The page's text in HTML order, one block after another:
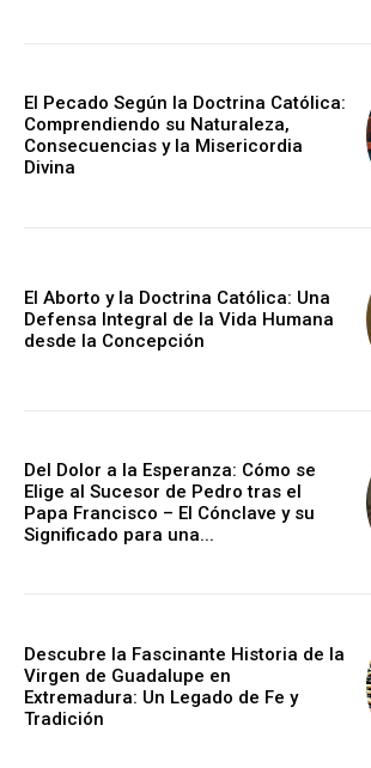
El Pecado Según la Doctrina Católica:
Comprendiendo su Naturaleza,
Consecuencias y la Misericordia
Divina
El Aborto y la Doctrina Católica: Una
Defensa Integral de la Vida Humana
desde la Concepción
Del Dolor a la Esperanza: Cómo se
Elige al Sucesor de Pedro tras el
Papa Francisco – El Cónclave y su
Significado para una...
Descubre la Fascinante Historia de la
Virgen de Guadalupe en
Extremadura: Un Legado de Fe y
Tradición